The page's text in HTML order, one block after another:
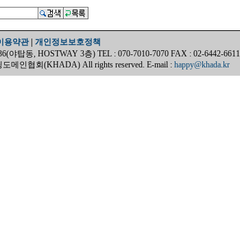
용약관| 개인정보보호정책
야탑동, HOSTWAY 3층) TEL : 070-7010-7070 FAX : 02-6442-6611
메인협회(KHADA) All rights reserved. E-mail : happy@khada.kr